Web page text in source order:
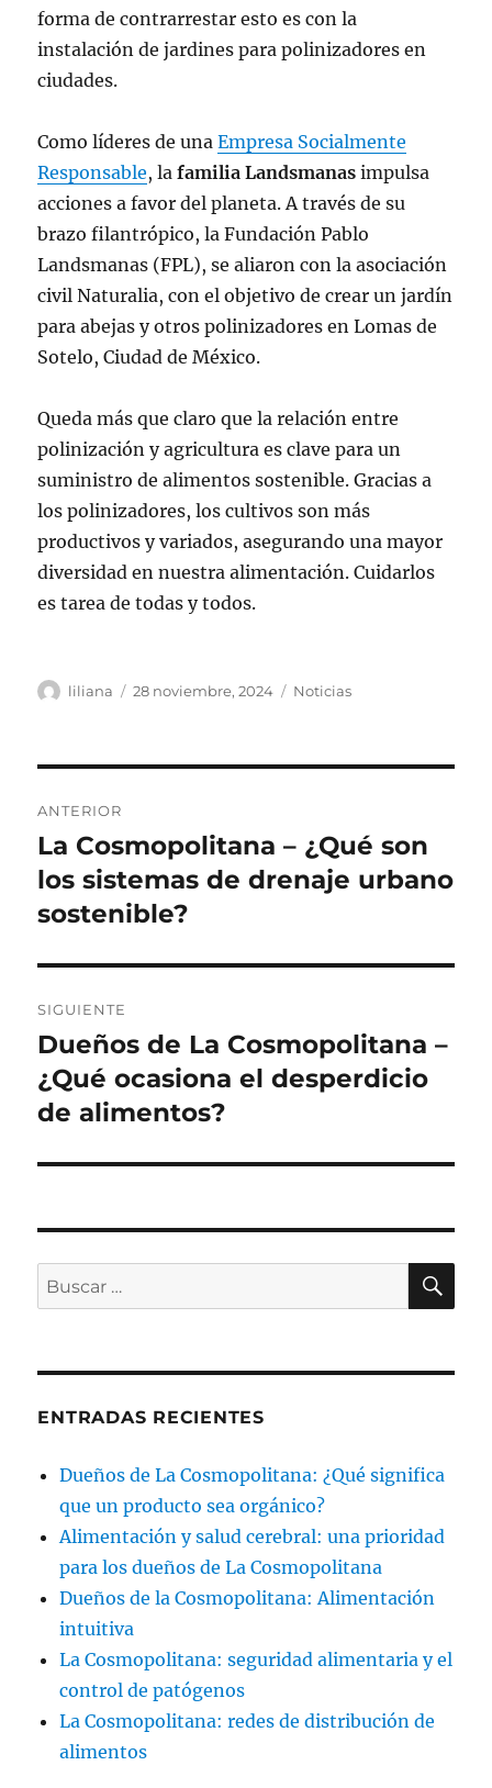
forma de contrarrestar esto es con la
instalación de jardines para polinizadores en
ciudades.
Como líderes de unaEmpresa Socialmente
Responsable, lafamilia Landsmanas impulsa
acciones a favor del planeta. A través de su
brazo filantrópico, la Fundación Pablo
Landsmanas (FPL), se aliaron con la asociación
civil Naturalia, con el objetivo de crear un jardín
para abejas y otros polinizadores en Lomas de
Sotelo, Ciudad de México.
Queda más que claro que la relación entre
polinización y agricultura es clave para un
suministro de alimentos sostenible. Gracias a
los polinizadores, los cultivos son más
productivos y variados, asegurando una mayor
diversidad en nuestra alimentación. Cuidarlos
es tarea de todas y todos.
Autor
liliana
Publicado
28 noviembre, 2024 Categorías
Noticias
de
entradas
ANTERIOR
Entrada
anterior:
La Cosmopolitana – ¿Qué son
los sistemas de drenaje urbano
sostenible?
SIGUIENTE
Siguiente
entrada:
Dueños de La Cosmopolitana –
¿Qué ocasiona el desperdicio
de alimentos?
Buscar
por:
ENTRADAS RECIENTES
Dueños de La Cosmopolitana: ¿Qué significa
que un producto sea orgánico?
Alimentación y salud cerebral: una prioridad
para los dueños de La Cosmopolitana
Dueños de la Cosmopolitana: Alimentación
intuitiva
La Cosmopolitana: seguridad alimentaria y el
control de patógenos
La Cosmopolitana: redes de distribución de
alimentos